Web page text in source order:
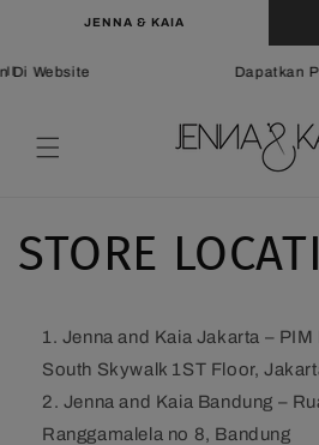
JENNA & KAIA
Di Website Dapatkan
STORE
Jenna and Kaia Jakarta –
South Skywalk 1ST Floor,
Jenna and Kaia Bandung –
Ranggamalela no 8, Bandung